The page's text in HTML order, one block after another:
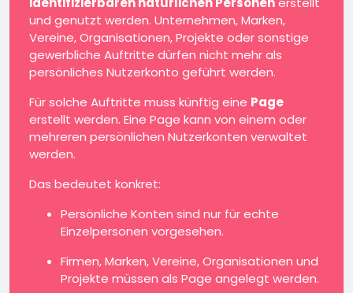
und genutzt werden. Unternehmen, Marken,
Vereine, Organisationen, Projekte oder sonstige
gewerbliche Auftritte dürfen nicht mehr als
persönliches Nutzerkonto geführt werden.
Für solche Auftritte muss künftig eine Page
erstellt werden. Eine Page kann von einem oder
mehreren persönlichen Nutzerkonten verwaltet
werden.
Das bedeutet konkret:
Persönliche Konten sind nur für echte
Einzelpersonen vorgesehen.
Firmen, Marken, Vereine, Organisationen und
Projekte müssen als Page angelegt werden.